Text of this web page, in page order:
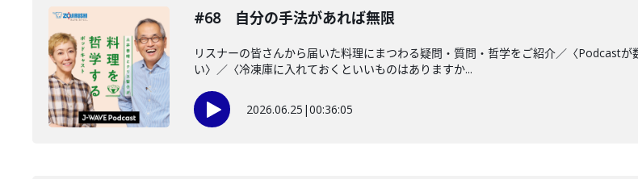
#68 自分の手法があれば無限
リスナーの皆さんから届いた料理にまつわる疑問・質問・哲学をご紹介／〈Podcast
い〉／〈冷凍庫に入れておくといいものはありますか...
2026.06.25 |00:36:05